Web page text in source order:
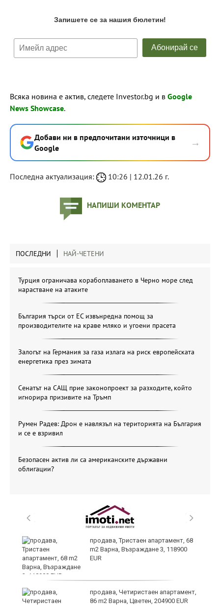
Всяка новина е актив, следете Investor.bg и в Google
News Showcase.
Добави ни в предпочитани източници в
Google
→
Последна актуализация: 10:26 | 12.01.26 г.
НАПИШИ КОМЕНТАР
ПОСЛЕДНИ НАЙ-ЧЕТЕНИ
Турция ограничава корабоплаването в Черно море след
нарастване на атаките
България търси от ЕС извънредна помощ за
производителите на краве мляко и угоени прасета
Залогът на Германия за газа излага на риск европейската
енергетика през зимата
Сенатът на САЩ прие законопроект за разходите, който
игнорира призивите на Тръмп
Румен Радев: Дрон е навлязъл на територията на България
и се е взривил
Безопасен актив ли са американските държавни
облигации?
продава, Тристаен апартамент, 68
m2 Варна, Възраждане 3, 118900
EUR
продава, Четиристаен апартамент,
86 m2 Варна, Цветен, 204900 EUR